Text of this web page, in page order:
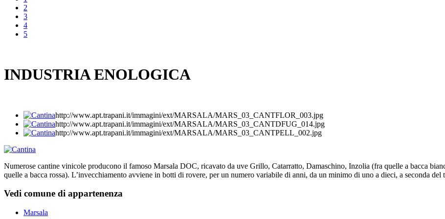
2
3
4
5
INDUSTRIA ENOLOGICA
http://www.apt.trapani.it/immagini/ext/MARSALA/MARS_03_CANTFLOR_003.jpg
http://www.apt.trapani.it/immagini/ext/MARSALA/MARS_03_CANTDFUG_014.jpg
http://www.apt.trapani.it/immagini/ext/MARSALA/MARS_03_CANTPELL_002.jpg
Numerose cantine vinicole producono il famoso Marsala DOC, ricavato da uve Grillo, Catarratto, Damaschino, Inzolia (fra quelle a bacca
quelle a bacca rossa). L’invecchiamento avviene in botti di rovere, per un numero variabile di anni, da un minimo di uno a dieci, a seconda
Vedi comune di appartenenza
Marsala